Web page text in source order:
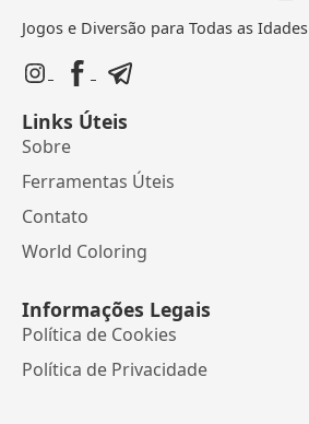
Jogos e Diversão para Todas as Idades
Links Úteis
Sobre
Ferramentas Úteis
Contato
World Coloring
Informações Legais
Política de Cookies
Política de Privacidade